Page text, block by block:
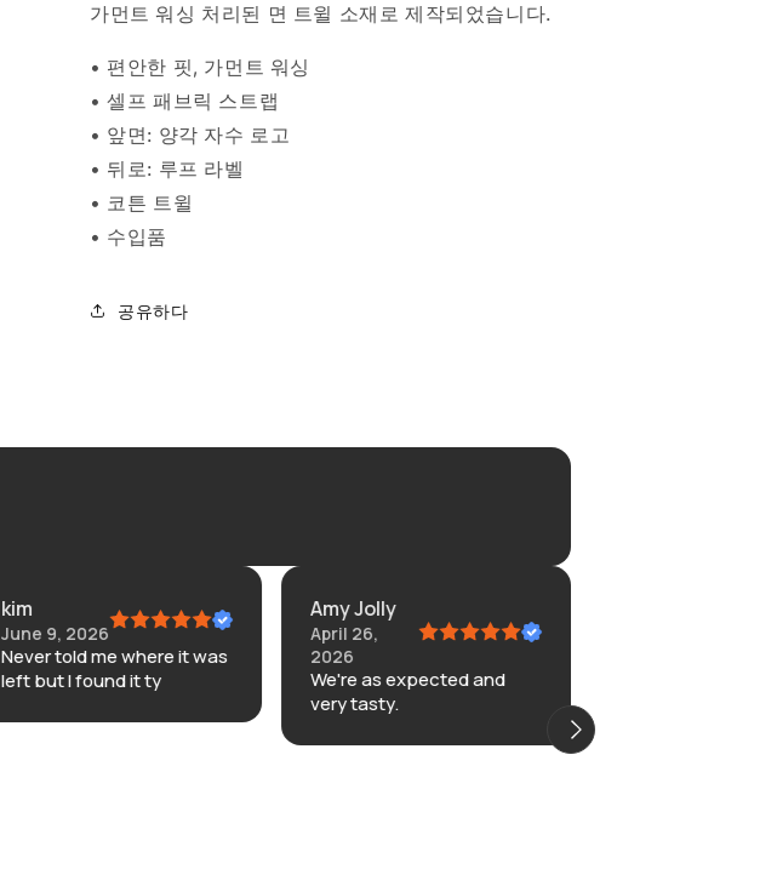
임
림
가먼트 워싱 처리된 면 트윌 소재로 제작되었습니다.
• 편안한 핏, 가먼트 워싱
• 셀프 패브릭 스트랩
• 앞면: 양각 자수 로고
• 뒤로: 루프 라벨
• 코튼 트윌
• 수입품
공유하다
kim
June 9, 2026
Never told me where it was
left but I found it ty
Amy Jolly
April 26,
2026
We're as expected and
very tasty.